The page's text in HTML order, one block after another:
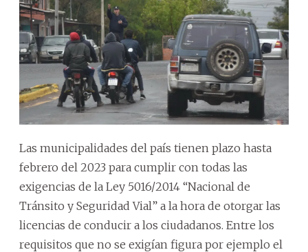
Las municipalidades del país tienen plazo hasta
febrero del 2023 para cumplir con todas las
exigencias de la Ley 5016/2014 “Nacional de
Tránsito y Seguridad Vial” a la hora de otorgar las
licencias de conducir a los ciudadanos. Entre los
requisitos que no se exigían figura por ejemplo el